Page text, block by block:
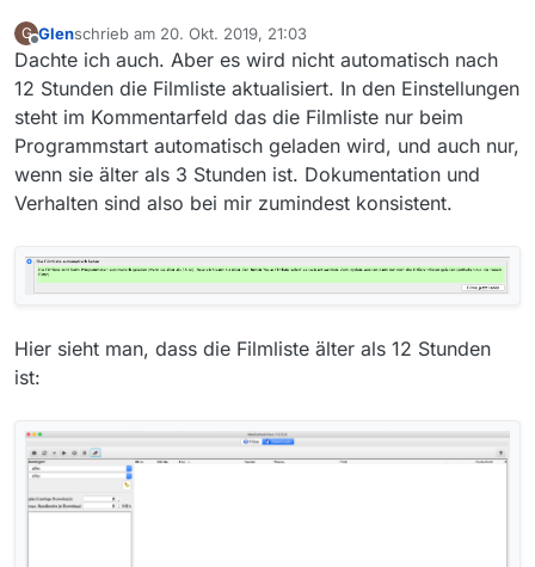
G
Offline
Glenschrieb am 20. Okt. 2019, 21:03
zuletzt editiert von
Dachte ich auch. Aber es wird nicht automatisch nach
12 Stunden die Filmliste aktualisiert. In den Einstellungen
steht im Kommentarfeld das die Filmliste nur beim
Programmstart automatisch geladen wird, und auch nur,
wenn sie älter als 3 Stunden ist. Dokumentation und
Verhalten sind also bei mir zumindest konsistent.
Hier sieht man, dass die Filmliste älter als 12 Stunden
ist: